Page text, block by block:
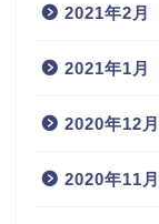
2021年2月
2021年1月
2020年12月
2020年11月